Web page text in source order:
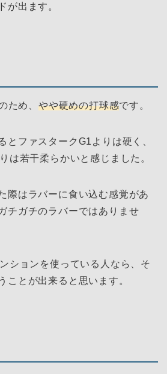
が出ます。
ため、 やや硬めの打球感です。
とファスタークG1よりは硬く、
は若干柔らかいと感じました。
際はラバーに食い込む感覚があ
チガチのラバーではありませ
ションを使っている人なら、そ
ことが出来ると思います。